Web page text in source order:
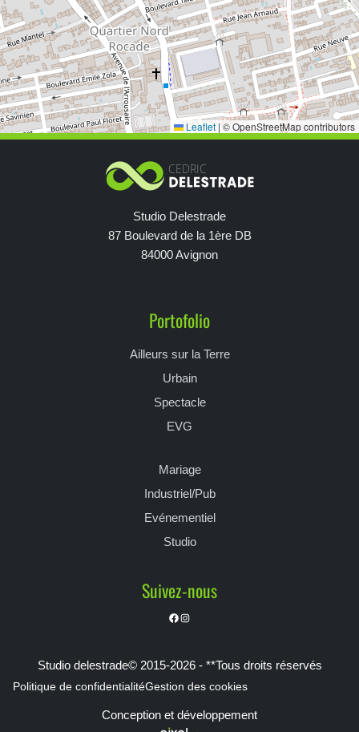
Leaflet | © OpenStreetMap contributors
Studio Delestrade
87 Boulevard de la 1ère DB
84000 Avignon
Portofolio
Ailleurs sur la Terre
Urbain
Spectacle
EVG
Mariage
Industriel/Pub
Evénementiel
Studio
Suivez-nous
Facebook
Instagram
Studio delestrade© 2015-2026 - **Tous droits réservés
Politique de confidentialitéGestion des cookies
Conception et développement